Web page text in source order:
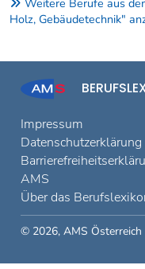
Holz, Gebäudetechnik"
Impressum
Datenschutzerklärung
AMS
Über das
© 2026, AMS Österreich